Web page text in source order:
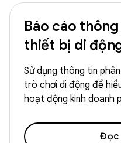
Báo cáo
thiết bị di
Sử dụng thông tin
trò chơi di động để
hoạt động kinh doanh
Đọc